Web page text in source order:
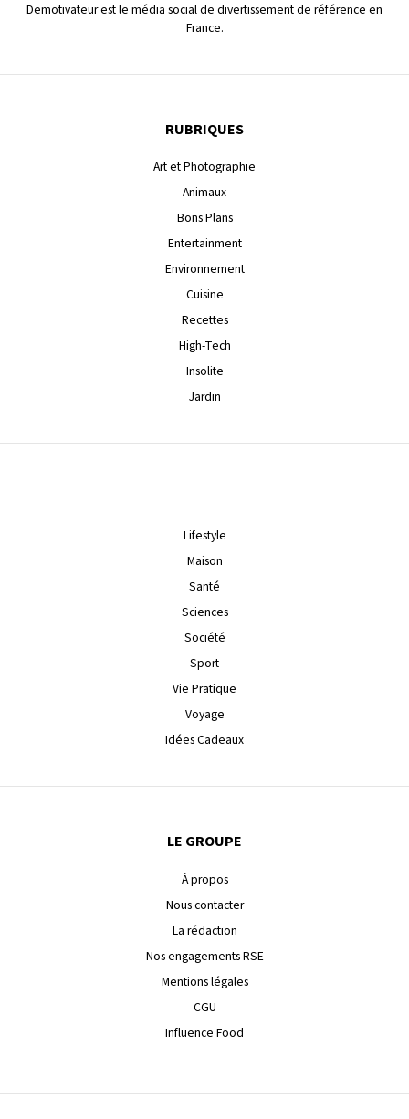
Demotivateur est le média social de divertissement de référence en
France.
RUBRIQUES
Art et Photographie
Animaux
Bons Plans
Entertainment
Environnement
Cuisine
Recettes
High-Tech
Insolite
Jardin
Lifestyle
Maison
Santé
Sciences
Société
Sport
Vie Pratique
Voyage
Idées Cadeaux
LE GROUPE
À propos
Nous contacter
La rédaction
Nos engagements RSE
Mentions légales
CGU
Influence Food